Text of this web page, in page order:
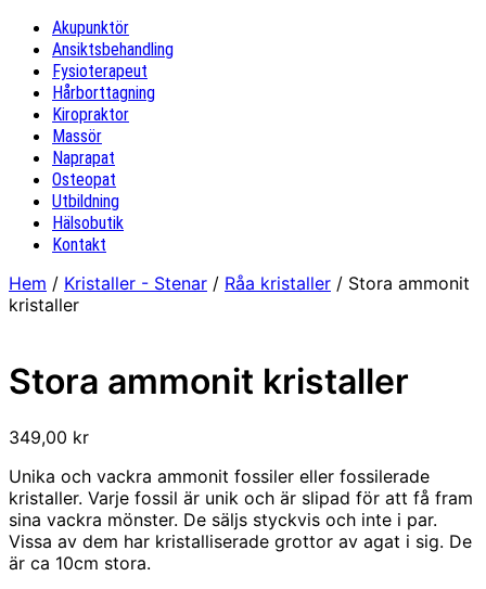
Akupunktör
Ansiktsbehandling
Fysioterapeut
Hårborttagning
Kiropraktor
Massör
Naprapat
Osteopat
Utbildning
Hälsobutik
Kontakt
Hem / Kristaller - Stenar / Råa kristaller / Stora ammonit
kristaller
Stora ammonit kristaller
349,00 kr
Unika och vackra ammonit fossiler eller fossilerade
kristaller. Varje fossil är unik och är slipad för att få fram
sina vackra mönster. De säljs styckvis och inte i par.
Vissa av dem har kristalliserade grottor av agat i sig. De
är ca 10cm stora.